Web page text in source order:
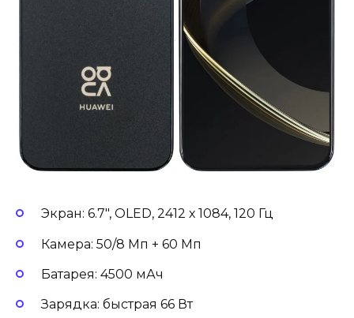
Экран: 6.7″, OLED, 2412 х 1084, 120 Гц
Камера: 50/8 Мп + 60 Мп
Батарея: 4500 мАч
Зарядка: быстрая 66 Вт